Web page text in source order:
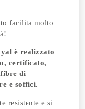
facilita molto
è realizzato
certificato,
di
e soffici.
resistente e si